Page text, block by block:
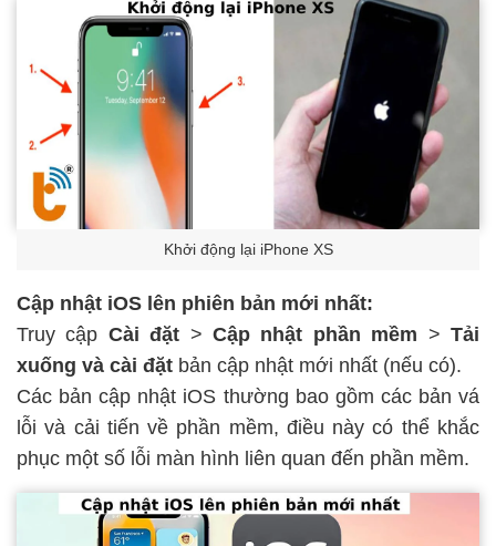
Khởi động lại iPhone XS
Cập nhật iOS lên phiên bản mới nhất:
Truy cập Cài đặt >Cập nhật phần mềm >Tải
xuống và cài đặt bản cập nhật mới nhất (nếu có).
Các bản cập nhật iOS thường bao gồm các bản vá
lỗi và cải tiến về phần mềm, điều này có thể khắc
phục một số lỗi màn hình liên quan đến phần mềm.